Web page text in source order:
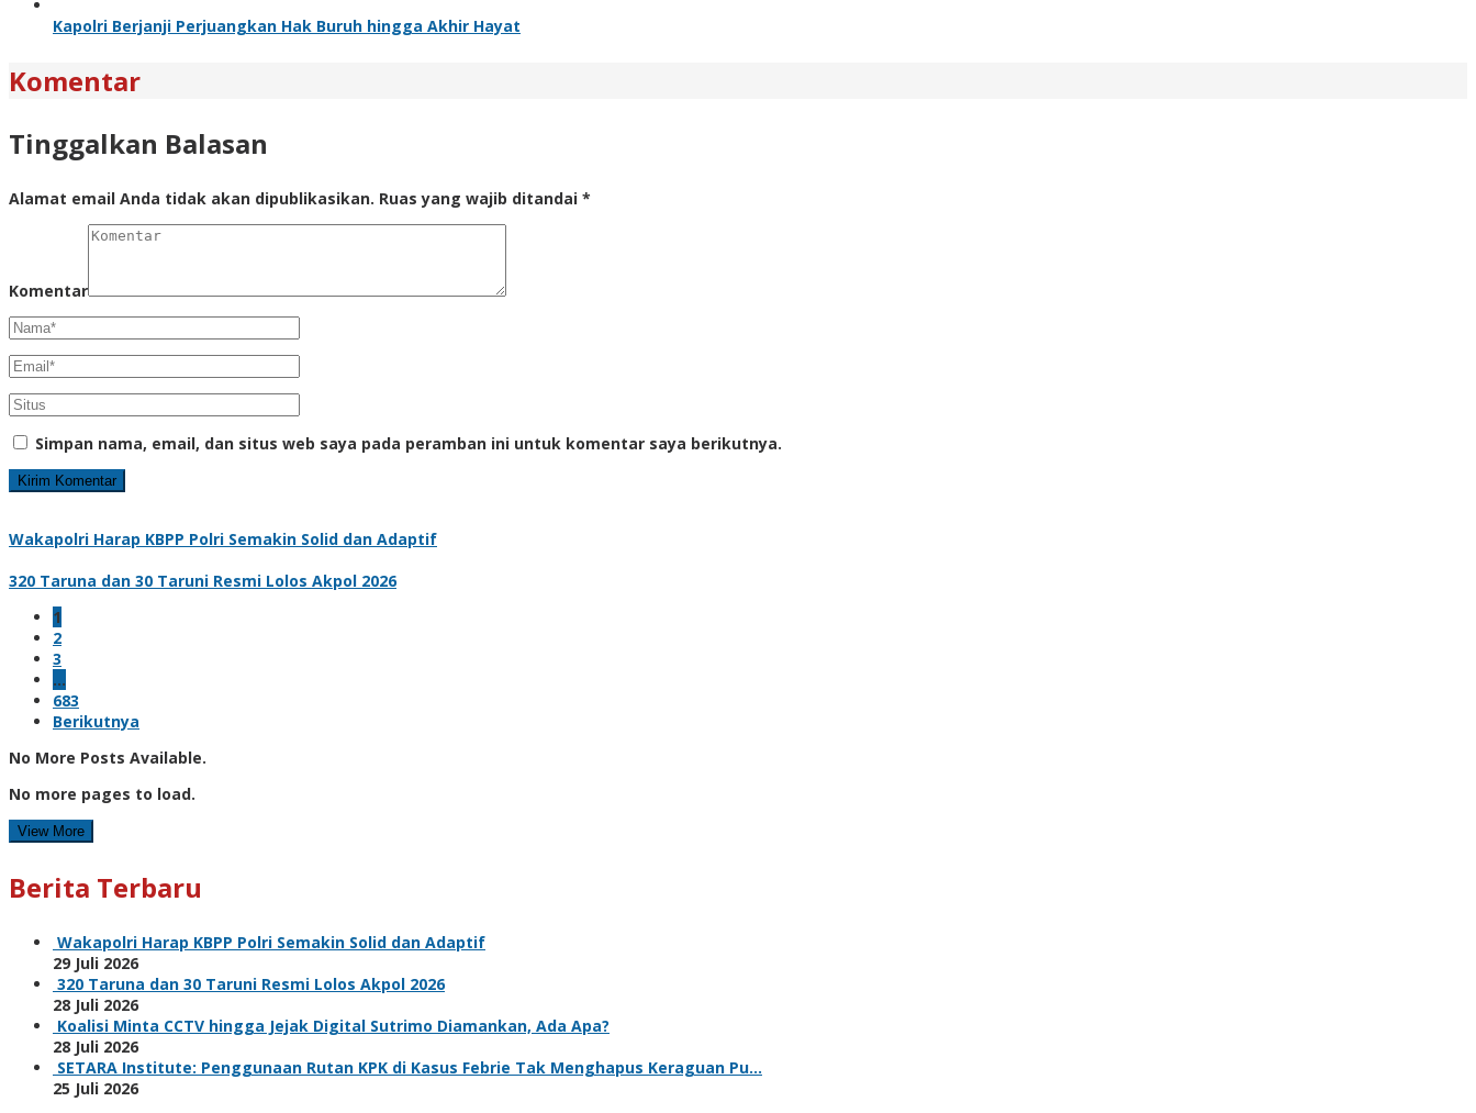
Kapolri Berjanji Perjuangkan Hak Buruh hingga Akhir Hayat
Komentar
Tinggalkan Balasan
Alamat email Anda tidak akan dipublikasikan. Ruas yang wajib ditandai *
Komentar
Simpan nama, email, dan situs web saya pada peramban ini untuk komentar saya berikutnya.
Wakapolri Harap KBPP Polri Semakin Solid dan Adaptif
320 Taruna dan 30 Taruni Resmi Lolos Akpol 2026
1
2
3
…
683
Berikutnya
No More Posts Available.
No more pages to load.
View More
Berita Terbaru
Wakapolri Harap KBPP Polri Semakin Solid dan Adaptif
29 Juli 2026
320 Taruna dan 30 Taruni Resmi Lolos Akpol 2026
28 Juli 2026
Koalisi Minta CCTV hingga Jejak Digital Sutrimo Diamankan, Ada Apa?
28 Juli 2026
SETARA Institute: Penggunaan Rutan KPK di Kasus Febrie Tak Menghapus Keraguan Pu…
25 Juli 2026